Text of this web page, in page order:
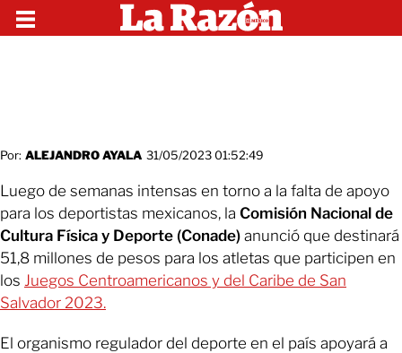
Por: ALEJANDRO AYALA 31/05/2023 01:52:49
Luego de semanas intensas en torno a la falta de apoyo
para los deportistas mexicanos, la Comisión Nacional de
Cultura Física y Deporte (Conade) anunció que destinará
51,8 millones de pesos para los atletas que participen en
los Juegos Centroamericanos y del Caribe de San
Salvador 2023.
El organismo regulador del deporte en el país apoyará a